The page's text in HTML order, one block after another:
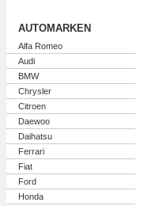
AUTOMARKEN
Alfa Romeo
Audi
BMW
Chrysler
Citroen
Daewoo
Daihatsu
Ferrari
Fiat
Ford
Honda